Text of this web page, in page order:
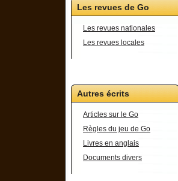
Les revues de Go
Les revues nationales
Les revues locales
Autres écrits
Articles sur le Go
Règles du jeu de Go
Livres en anglais
Documents divers